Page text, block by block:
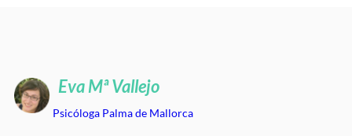
Eva Mª Vallejo
Psicóloga Palma de Mallorca